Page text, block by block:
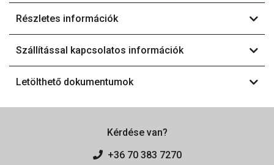
Részletes információk
Szállítással kapcsolatos információk
Letölthető dokumentumok
Kérdése van?
+36 70 383 7270